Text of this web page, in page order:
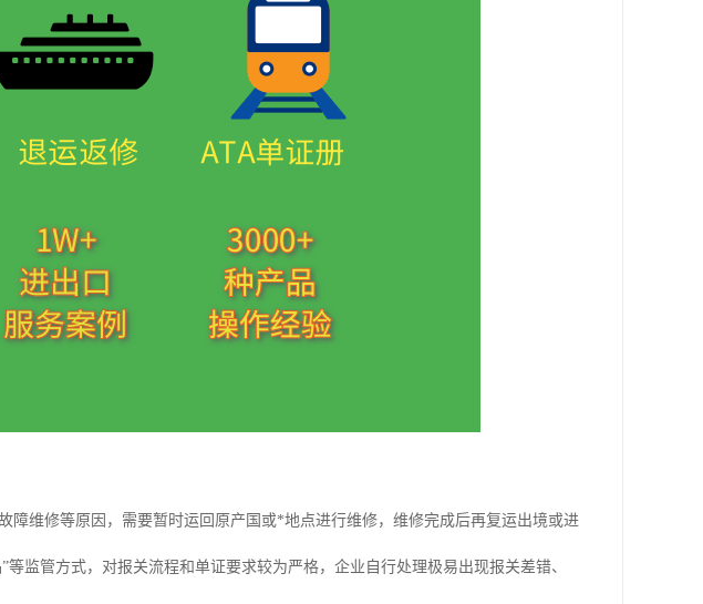
障维修等原因，需要暂时运回原产国或*地点进行维修，维修完成后再复运出境或进
监管方式，对报关流程和单证要求较为严格，企业自行处理极易出现报关差错、